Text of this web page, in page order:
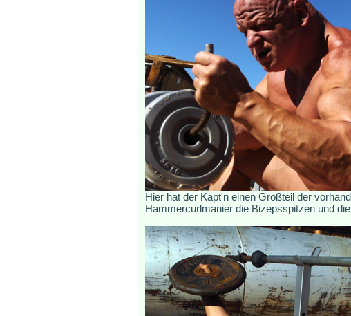
Hier hat der Käpt'n einen Großteil der
Hammercurlmanier die Bizepsspitzen und